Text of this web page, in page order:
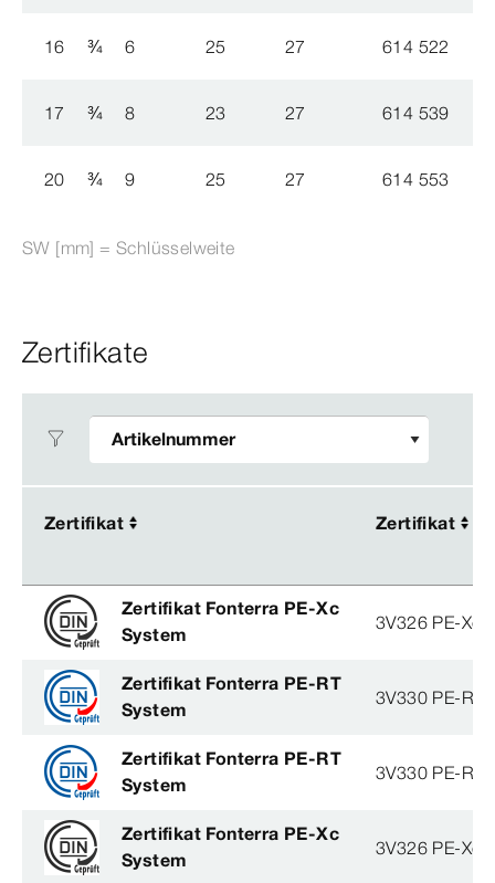
16 ¾ 6 25 27 614 522
17 ¾ 8 23 27 614 539
20 ¾ 9 25 27 614 553
SW [mm] = Schlüsselweite
Zertifikate
Zertifikat Zertifikat
Zertifikat Zertifikat
Zertifikat Fonterra PE-Xc
System
3V326 PE-Xc
Zertifikat Fonterra PE-RT
System
3V330 PE-RT
Zertifikat Fonterra PE-RT
System
3V330 PE-RT
Zertifikat Fonterra PE-Xc
System
3V326 PE-Xc